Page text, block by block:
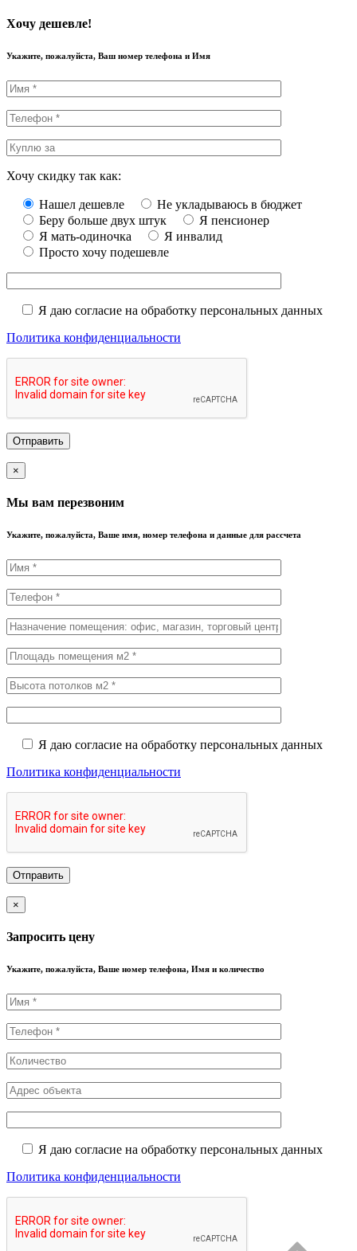
Хочу дешевле!
Укажите, пожалуйста, Ваш номер телефона и Имя
Хочу скидку так как:
Нашел дешевле
Не укладываюсь в бюджет
Беру больше двух штук
Я пенсионер
Я мать-одиночка
Я инвалид
Просто хочу подешевле
Я даю согласие на обработку персональных данных
Политика конфиденциальности
×
Мы вам перезвоним
Укажите, пожалуйста, Ваше имя, номер телефона и данные для рассчета
Я даю согласие на обработку персональных данных
Политика конфиденциальности
×
Запросить цену
Укажите, пожалуйста, Ваше номер телефона, Имя и количество
Я даю согласие на обработку персональных данных
Политика конфиденциальности